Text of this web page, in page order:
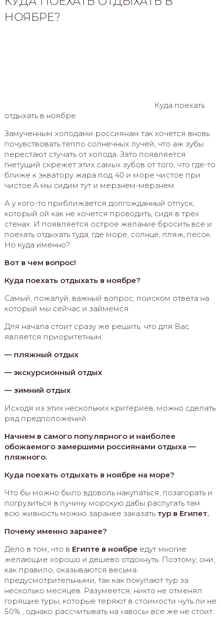
НОЯБРЕ?
Куда поехать
отдыхать в ноябре
Замученным холодами россиянам так хочется вновь
почувствовать тепло солнечных лучей, что аж зубы
перестают стучать от холода. Зато появляется
гнетущий скрежет этих самых зубов от того, что где-то
ближе к экватору жара под 40 и море чистое при
чистое.А мы сидим тут и мерзнем-мерзнем.
А у кого-то приближается долгожданный отпуск,
который ой как не хочется проводить, сидя в трех
стенах. И появляется острое желание бросить все и
поехать отдыхать туда, где море, солнце, пляж, песок.
Но куда именно?
Вот в чем вопрос!
Куда поехать отдыхать в ноябре?
Самый, пожалуй, важный вопрос, поиском ответа на
который мы сейчас и займемся.
Для начала стоит сразу же решить, что для Вас
является приоритетным:
— пляжный отдых
— экскурсионный отдых
— зимний отдых
Исходя из этих нескольких критериев, можно сделать
ряд предположений.
Начнем в самого популярного и наиболее
обожаемого замершими россиянами отдыха —
пляжного.
Куда поехать отдыхать в ноябре на море?
Что бы можно было вдоволь накупаться, позагорать и
погрузиться в пучину морскую дабы распугать там
всю живность можно заранее заказать тур в Египет.
Почему именно заранее?
Дело в том, что в Египте в ноябре едут многие
желающие хорошо и дешево отдохнуть. Поэтому, они,
как правило, оказываются весьма
предусмотрительными, так как покупают тур за
несколько месяцев. Разумеется, никто не отменял
горящие туры, которые теряют в стоимости чуть ли не
50% , однако рассчитывать на «авось» все же не стоит.